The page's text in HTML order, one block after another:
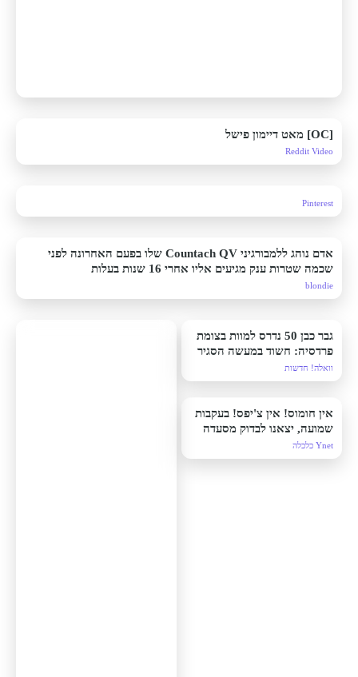
[OC] מאט דיימון פישל
Reddit Video
Pinterest
אדם נוהג ללמבורגיני Countach QV שלו בפעם האחרונה לפני
שכמה שטרות ענק מגיעים אליו אחרי 16 שנות בעלות
blondie
גבר כבן 50 נדרס למוות בצומת
פרדסיה: חשוד במעשה הסגיר
עצמו - ונעצר
וואלה! חדשות
אין חומוס! אין צ'יפס! בעקבות
שמועה, יצאנו לבדוק מסעדה
Ynet כלכלה